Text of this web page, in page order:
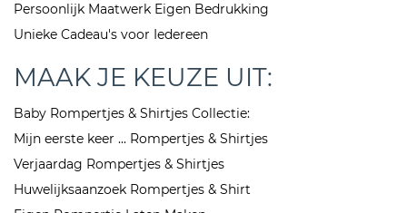
Persoonlijk Maatwerk Eigen Bedrukking
Unieke Cadeau's voor Iedereen
MAAK JE KEUZE UIT:
Baby Rompertjes & Shirtjes Collectie:
Mijn eerste keer ... Rompertjes & Shirtjes
Verjaardag Rompertjes & Shirtjes
Huwelijksaanzoek Rompertjes & Shirt